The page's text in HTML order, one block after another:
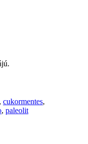
, cukormentes,
, paleolit